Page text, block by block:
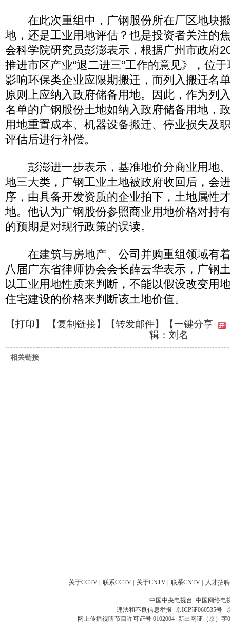
在此次重组中，广钢股份所在厂区地块
地，还是工业用地评估？也是投资者关注的
会科学院研究员彭澎表示，根据广州市政府
推进市区产业“退二进三”工作的意见》，位
影响环保类企业应限期搬迁，而列入搬迁名
原则上应纳入政府储备用地。因此，作为列
名单的广钢股份土地如纳入政府储备用地，
用地重置成本、机器设备搬迁、停业损失及
评估后进行补偿。
彭澎进一步表示，基准地价分商业用地
地三大类，广钢工业土地被政府收回后，会
序，由具备开发资质的企业拍下，土地属性
地。他认为广钢股份参照商业用地价格对持
的预期是对现行政策的误读。
在建筑与房地产、公司并购重组领域有
八届广东省律师协会会长薛云华表示，广钢
以工业用地性质来判断，不能以假设改变用
住宅建设的价格来判断该土地价值。
【打印】 【复制链接】【转发邮件】
【一键分享
辑：刘名
相关链接
关于CCTV | 联系CCTV | 关于CNTV | 联系CNTV | 人才招聘
中国中央电视台 中国网络电
违法和不良信息举报 京ICP证060535号
网上传播视听节目许可证号 0102004 新出网证（京）